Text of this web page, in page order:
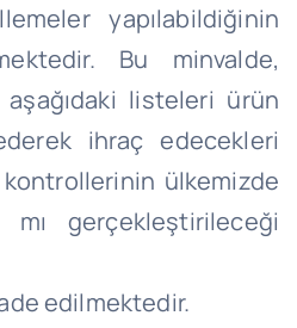
yapılabildiğinin
Bu minvalde,
aşağıdaki listeleri ürün
ihraç edecekleri
ülkemizde
gerçekleştirileceği
edilmektedir.